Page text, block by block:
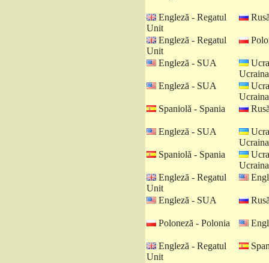
Engleză - Regatul
Unit
Engleză - Regatul
Unit
Engleză - SUA
Ucraina
Engleză - SUA
Ucraina
Spaniolă - Spania
Engleză - SUA
Ucraina
Spaniolă - Spania
Ucraina
Engleză - Regatul
Unit
Engleză - SUA
Poloneză - Polonia
Engleză - Regatul
Unit